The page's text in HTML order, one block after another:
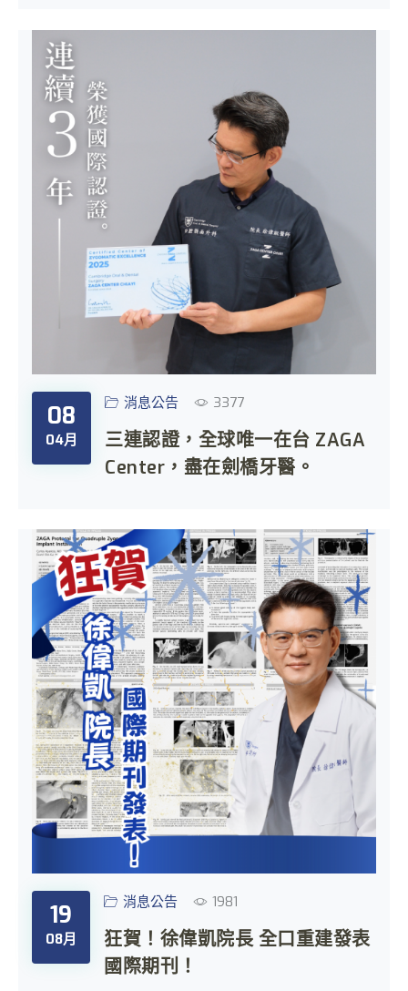
08
04月
消息公告 3377
三連認證，全球唯一在台 ZAGA
Center，盡在劍橋牙醫。
19
08月
消息公告 1981
狂賀！徐偉凱院長 全口重建發表
國際期刊！